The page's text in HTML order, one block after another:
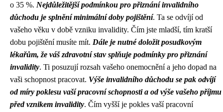
o 35 %. Nejdůležitější podmínkou pro přiznání invalidního
důchodu je splnění minimální doby pojištění. Ta se odvíjí od
vašeho věku v době vzniku invalidity. Čím jste mladší, tím kratší
dobu pojištění musíte mít. Dále je nutné doložit posudkovým
lékařům, že váš zdravotní stav splňuje podmínky pro přiznání
invalidity. Ti posuzují rozsah vašeho onemocnění a jeho dopad na
vaši schopnost pracovat. Výše invalidního důchodu se pak odvíjí
od míry poklesu vaší pracovní schopnosti a od výše vašeho příjmu
před vznikem invalidity. Čím vyšší je pokles vaší pracovní